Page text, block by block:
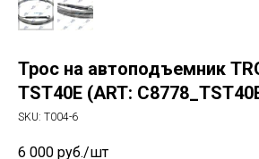
Трос на автоподъемник
TST40E (ART:
SKU: Т004-6
6 000 руб./шт